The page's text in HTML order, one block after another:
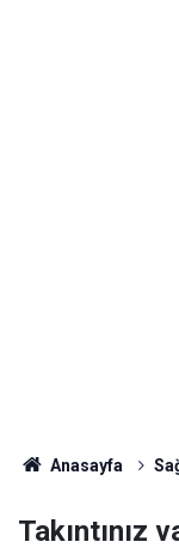
Anasayfa
Takıntınız